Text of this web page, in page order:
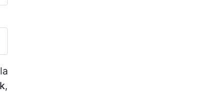
upp ditt foto av detta
,